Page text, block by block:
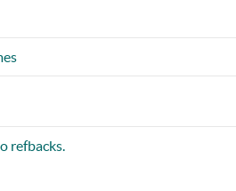
refbacks.